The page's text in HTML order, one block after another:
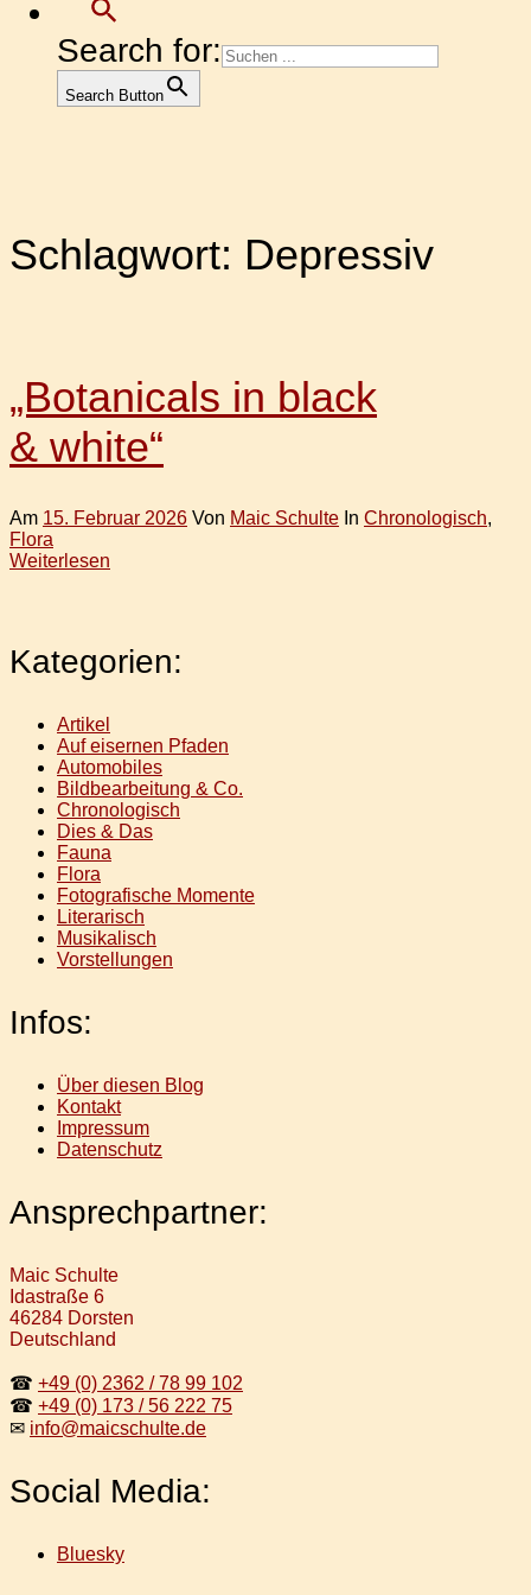
Search for:
Search Button
Schlagwort: Depressiv
„Botanicals in black
& white“
Am 15. Februar 2026 Von Maic Schulte In Chronologisch,
Flora
Weiterlesen
Kategorien:
Artikel
Auf eisernen Pfaden
Automobiles
Bildbearbeitung & Co.
Chronologisch
Dies & Das
Fauna
Flora
Fotografische Momente
Literarisch
Musikalisch
Vorstellungen
Infos:
Über diesen Blog
Kontakt
Impressum
Datenschutz
Ansprechpartner:
Maic Schulte
Idastraße 6
46284 Dorsten
Deutschland
☎ +49 (0) 2362 / 78 99 102
☎ +49 (0) 173 / 56 222 75
✉ info@maicschulte.de
Social Media:
Bluesky